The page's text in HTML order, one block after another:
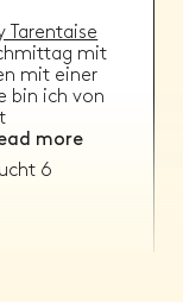
Tarentaise
mit
mit einer
bin ich von
more
6